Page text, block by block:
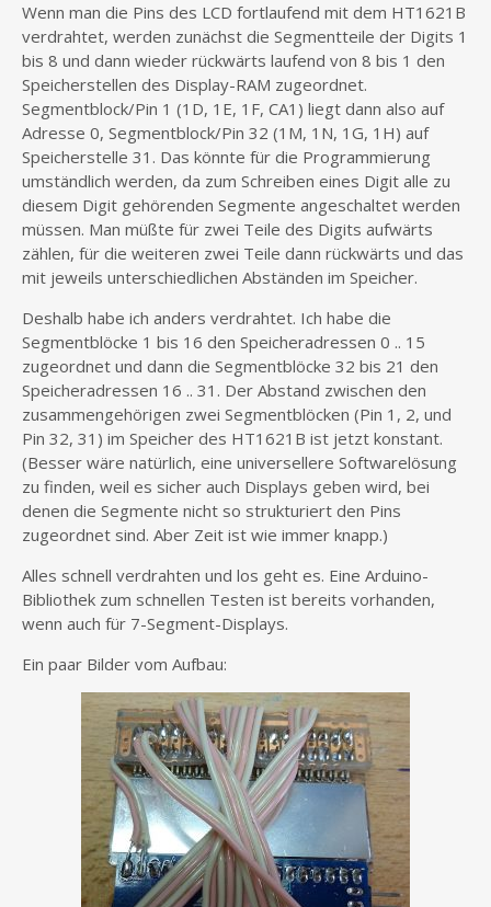
Wenn man die Pins des LCD fortlaufend mit dem HT1621B
verdrahtet, werden zunächst die Segmentteile der Digits 1
bis 8 und dann wieder rückwärts laufend von 8 bis 1 den
Speicherstellen des Display-RAM zugeordnet.
Segmentblock/Pin 1 (1D, 1E, 1F, CA1) liegt dann also auf
Adresse 0, Segmentblock/Pin 32 (1M, 1N, 1G, 1H) auf
Speicherstelle 31. Das könnte für die Programmierung
umständlich werden, da zum Schreiben eines Digit alle zu
diesem Digit gehörenden Segmente angeschaltet werden
müssen. Man müßte für zwei Teile des Digits aufwärts
zählen, für die weiteren zwei Teile dann rückwärts und das
mit jeweils unterschiedlichen Abständen im Speicher.
Deshalb habe ich anders verdrahtet. Ich habe die
Segmentblöcke 1 bis 16 den Speicheradressen 0 .. 15
zugeordnet und dann die Segmentblöcke 32 bis 21 den
Speicheradressen 16 .. 31. Der Abstand zwischen den
zusammengehörigen zwei Segmentblöcken (Pin 1, 2, und
Pin 32, 31) im Speicher des HT1621B ist jetzt konstant.
(Besser wäre natürlich, eine universellere Softwarelösung
zu finden, weil es sicher auch Displays geben wird, bei
denen die Segmente nicht so strukturiert den Pins
zugeordnet sind. Aber Zeit ist wie immer knapp.)
Alles schnell verdrahten und los geht es. Eine Arduino-
Bibliothek zum schnellen Testen ist bereits vorhanden,
wenn auch für 7-Segment-Displays.
Ein paar Bilder vom Aufbau: